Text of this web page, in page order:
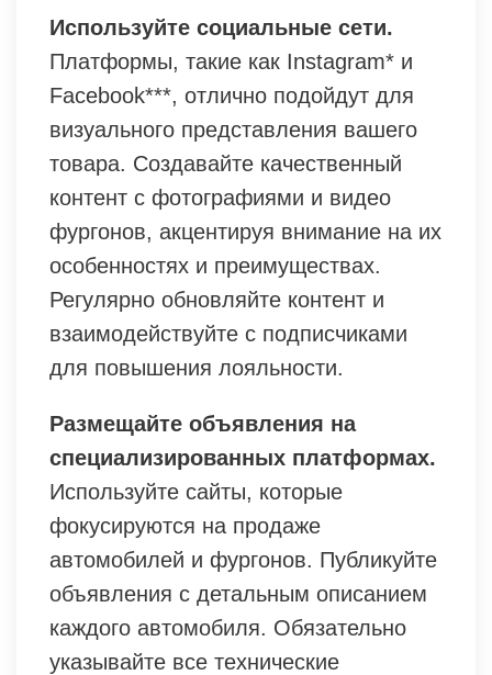
Используйте социальные сети.
Платформы, такие как Instagram* и
Facebook***, отлично подойдут для
визуального представления вашего
товара. Создавайте качественный
контент с фотографиями и видео
фургонов, акцентируя внимание на их
особенностях и преимуществах.
Регулярно обновляйте контент и
взаимодействуйте с подписчиками
для повышения лояльности.
Размещайте объявления на
специализированных платформах.
Используйте сайты, которые
фокусируются на продаже
автомобилей и фургонов. Публикуйте
объявления с детальным описанием
каждого автомобиля. Обязательно
указывайте все технические